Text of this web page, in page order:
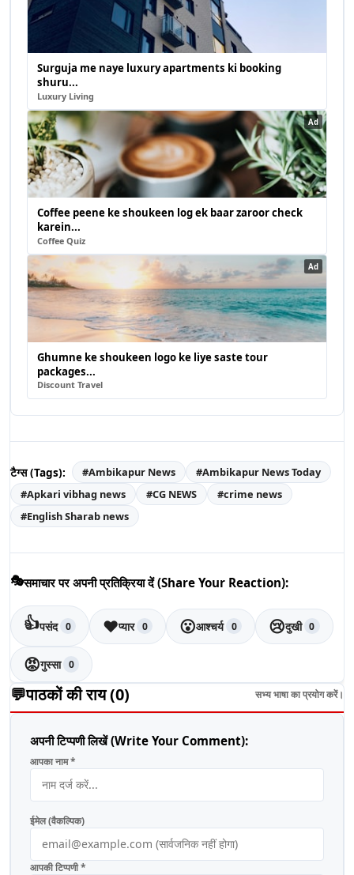
Surguja me naye luxury apartments ki booking
shuru...
Luxury Living
Ad
Coffee peene ke shoukeen log ek baar zaroor check
karein...
Coffee Quiz
Ad
Ghumne ke shoukeen logo ke liye saste tour
packages...
Discount Travel
टैग्स (Tags): #Ambikapur News #Ambikapur News Today
#Apkari vibhag news #CG NEWS #crime news
#English Sharab news
🎭समाचार पर अपनी प्रतिक्रिया दें (Share Your Reaction):
👍पसंद 0 ❤️प्यार 0 😮आश्चर्य 0 😢दुखी 0
😡गुस्सा 0
💬पाठकों की राय (0) सभ्य भाषा का प्रयोग करें।
अपनी टिप्पणी लिखें (Write Your Comment):
आपका नाम *
ईमेल (वैकल्पिक)
आपकी टिप्पणी *